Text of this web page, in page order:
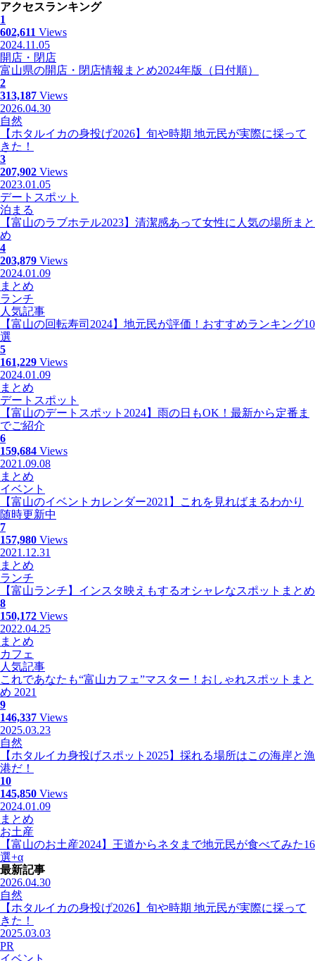
アクセスランキング
1
602,611 Views
2024.11.05
開店・閉店
富山県の開店・閉店情報まとめ2024年版（日付順）
2
313,187 Views
2026.04.30
自然
【ホタルイカの身投げ2026】旬や時期 地元民が実際に採って
きた！
3
207,902 Views
2023.01.05
デートスポット
泊まる
【富山のラブホテル2023】清潔感あって女性に人気の場所まと
め
4
203,879 Views
2024.01.09
まとめ
ランチ
人気記事
【富山の回転寿司2024】地元民が評価！おすすめランキング10
選
5
161,229 Views
2024.01.09
まとめ
デートスポット
【富山のデートスポット2024】雨の日もOK！最新から定番ま
でご紹介
6
159,684 Views
2021.09.08
まとめ
イベント
【富山のイベントカレンダー2021】これを見ればまるわかり
随時更新中
7
157,980 Views
2021.12.31
まとめ
ランチ
【富山ランチ】インスタ映えもするオシャレなスポットまとめ
8
150,172 Views
2022.04.25
まとめ
カフェ
人気記事
これであなたも“富山カフェ”マスター！おしゃれスポットまと
め 2021
9
146,337 Views
2025.03.23
自然
【ホタルイカ身投げスポット2025】採れる場所はこの海岸と漁
港だ！
10
145,850 Views
2024.01.09
まとめ
お土産
【富山のお土産2024】王道からネタまで地元民が食べてみた16
選+α
最新記事
2026.04.30
自然
【ホタルイカの身投げ2026】旬や時期 地元民が実際に採って
きた！
2025.03.03
PR
イベント